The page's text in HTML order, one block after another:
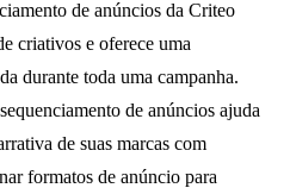
de anúncios da Criteo
criativos e oferece uma
durante toda uma campanha.
de anúncios ajuda
de suas marcas com
formatos de anúncio para